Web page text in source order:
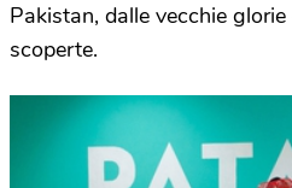
Pakistan, dalle vecchie
scoperte.